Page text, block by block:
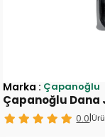
Çapanoğlu Dana
0.0|
Marka : Çapanoğlu